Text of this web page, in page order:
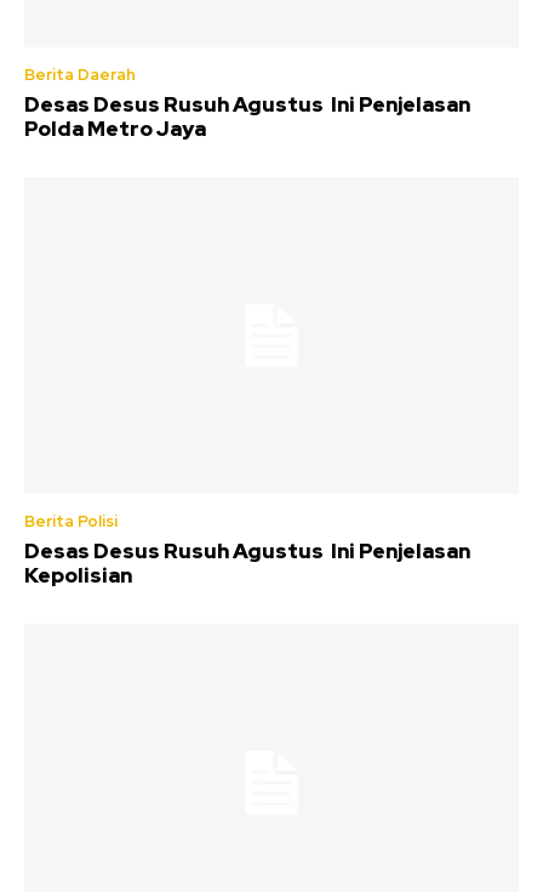
Berita Daerah
Desas Desus Rusuh Agustus Ini Penjelasan
Polda Metro Jaya
Berita Polisi
Desas Desus Rusuh Agustus Ini Penjelasan
Kepolisian